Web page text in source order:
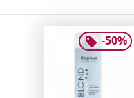
-50%